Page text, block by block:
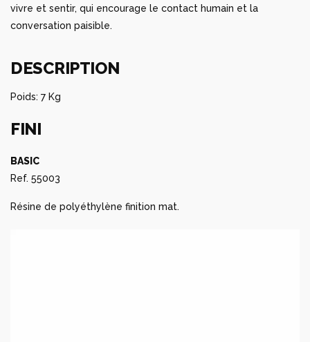
vivre et sentir, qui encourage le contact humain et la
conversation paisible.
DESCRIPTION
Poids: 7 Kg
FINI
BASIC
Ref. 55003
Résine de polyéthylène finition mat.